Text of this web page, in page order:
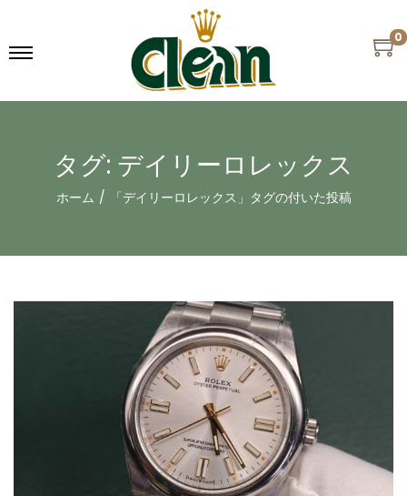
0
タグ: デイリーロレックス
ホーム / 「デイリーロレックス」タグの付いた投稿